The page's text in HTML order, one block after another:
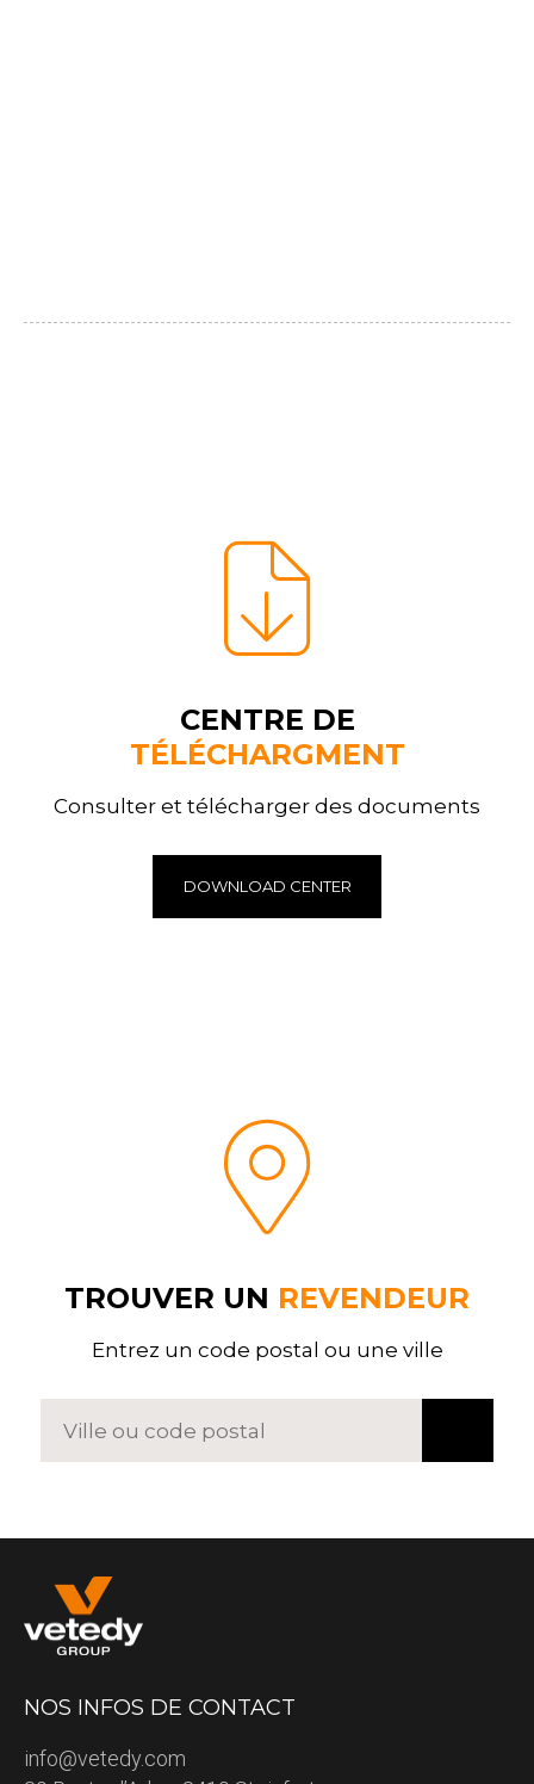
CENTRE DE
TÉLÉCHARGMENT
Consulter et télécharger des documents
DOWNLOAD CENTER
TROUVER UN REVENDEUR
Entrez un code postal ou une ville
NOS INFOS DE CONTACT
info@vetedy.com